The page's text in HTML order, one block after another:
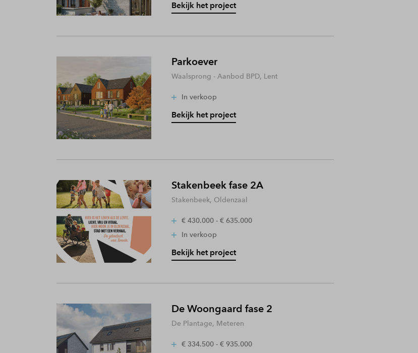
Bekijk het project
Parkoever
Waalsprong - Aanbod BPD, Lent
In verkoop
Bekijk het project
Stakenbeek fase 2A
Stakenbeek, Oldenzaal
€ 430.000 - € 635.000
In verkoop
Bekijk het project
De Woongaard fase 2
De Plantage, Meteren
€ 334.500 - € 935.000